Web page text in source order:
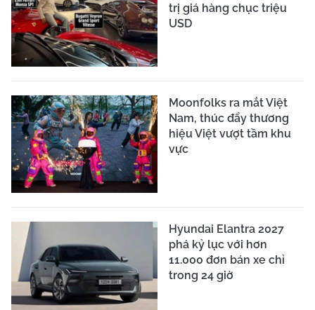
trị giá hàng chục triệu
USD
Moonfolks ra mắt Việt
Nam, thúc đẩy thương
hiệu Việt vượt tầm khu
vực
Hyundai Elantra 2027
phá kỷ lục với hơn
11.000 đơn bán xe chỉ
trong 24 giờ